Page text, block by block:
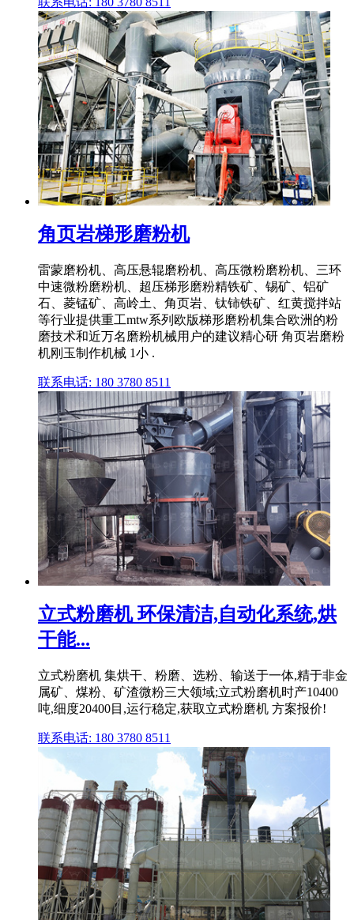
角页岩梯形磨粉机
雷蒙磨粉机、高压悬辊磨粉机、高压微粉磨粉机、三环
中速微粉磨粉机、超压梯形磨粉精铁矿、锡矿、铝矿
石、菱锰矿、高岭土、角页岩、钛铈铁矿、红黄搅拌站
等行业提供重工mtw系列欧版梯形磨粉机集合欧洲的粉
磨技术和近万名磨粉机械用户的建议精心研 角页岩磨粉
机刚玉制作机械 1小 .
联系电话: 180 3780 8511
立式粉磨机 环保清洁,自动化系统,烘
干能...
立式粉磨机 集烘干、粉磨、选粉、输送于一体,精于非金
属矿、煤粉、矿渣微粉三大领域;立式粉磨机时产10400
吨,细度20400目,运行稳定,获取立式粉磨机 方案报价!
联系电话: 180 3780 8511